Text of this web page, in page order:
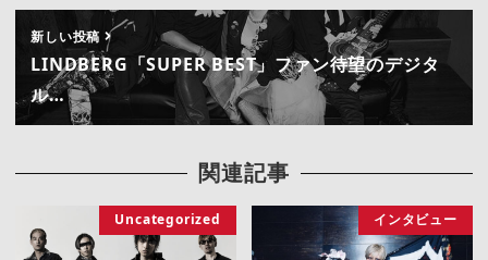
新しい投稿
LINDBERG「SUPER BEST」ファン待望のデジタ
ル…
関連記事
Uncategorized インタビュー